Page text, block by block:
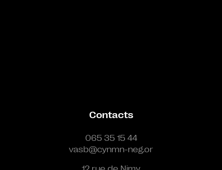
Contacts
065 35 15 44
vasb@cynmn-neg.or